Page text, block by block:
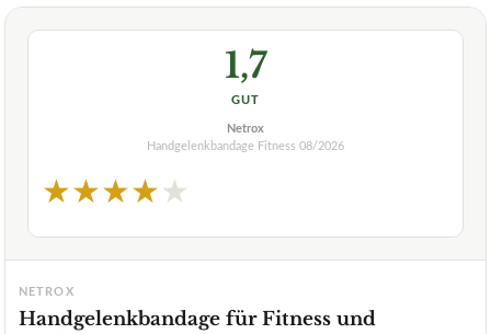
1,7
GUT
Netrox
Handgelenkbandage Fitness 08/2026
★★★★★
NETROX
Handgelenkbandage für Fitness und